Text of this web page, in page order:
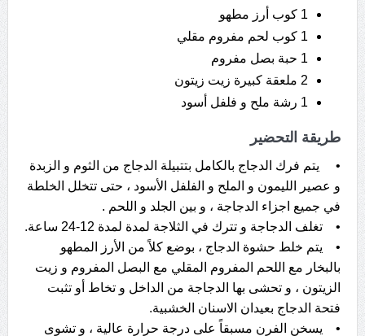
1 كوب أرز مطهو
1 كوب لحم مفروم مقلي
1 حبة بصل مفروم
2 ملعقة كبيرة زيت زيتون
1 رشة ملح و فلفل أسود
طريقة التحضير
• يتم فرك الدجاج بالكامل بتتبيلة الدجاج من الثوم و الزبدة
و عصير الليمون و الملح و الفلفل الأسود ، حتى تتخلل الخلطة
في جميع اجزاء الدجاجة ، و بين الجلد و اللحم .
• تغلف الدجاجة و تترك في الثلاجة لمدة لمدة 12-24 ساعة.
• يتم خلط حشوة الدجاج ، بوضع كلاً من الأرز المطهو
بالبخار مع اللحم المفروم المقلي مع البصل المفروم و زيت
الزيتون ، و تحشى بها الدجاجة من الداخل و تخاط أو تثبت
فتحة الدجاج بعيدان الاسنان الخشبية.
• يسخن الفرن مسبقاً على درجة حرارة عالية ، و تشوى